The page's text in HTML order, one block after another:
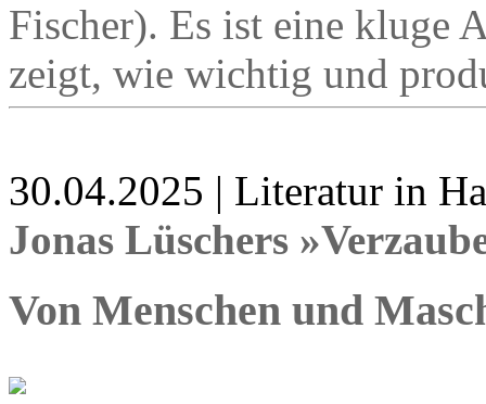
Fischer). Es ist eine kluge
zeigt, wie wichtig und
30.04.2025 | Literatur in
Jonas Lüschers
Von Menschen und